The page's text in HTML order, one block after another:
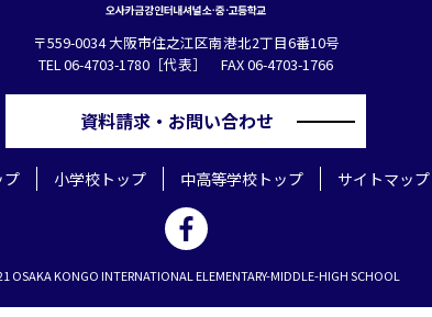
〒559-0034 大阪市住之江区南港北2丁目6番10号
TEL 06-4703-1780［代表］ FAX 06-4703-1766
資料請求・お問い合わせ
プ 小学校トップ 中高等学校トップ サイトマップ
OSAKA KONGO INTERNATIONAL ELEMENTARY-MIDDLE-HIGH SCHOOL